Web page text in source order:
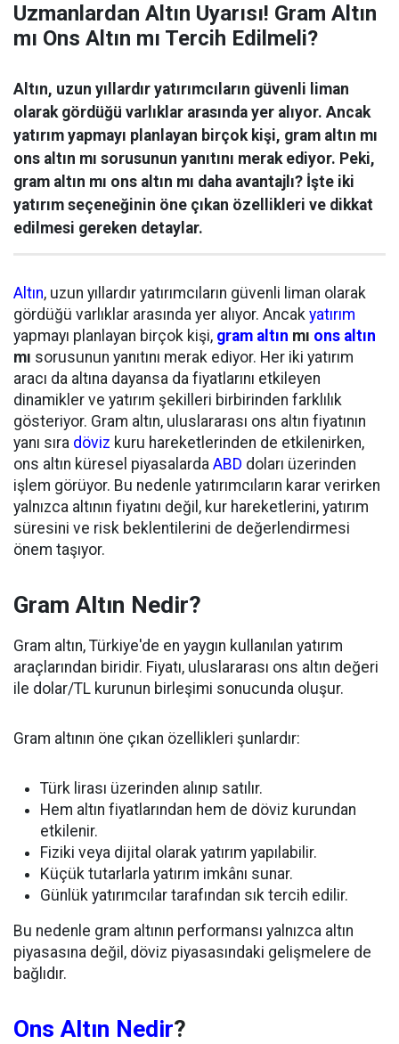
Uzmanlardan Altın Uyarısı! Gram Altın
mı Ons Altın mı Tercih Edilmeli?
Altın, uzun yıllardır yatırımcıların güvenli liman
olarak gördüğü varlıklar arasında yer alıyor. Ancak
yatırım yapmayı planlayan birçok kişi, gram altın mı
ons altın mı sorusunun yanıtını merak ediyor. Peki,
gram altın mı ons altın mı daha avantajlı? İşte iki
yatırım seçeneğinin öne çıkan özellikleri ve dikkat
edilmesi gereken detaylar.
Altın, uzun yıllardır yatırımcıların güvenli liman olarak
gördüğü varlıklar arasında yer alıyor. Ancak yatırım
yapmayı planlayan birçok kişi, gram altın mı ons altın
mı sorusunun yanıtını merak ediyor. Her iki yatırım
aracı da altına dayansa da fiyatlarını etkileyen
dinamikler ve yatırım şekilleri birbirinden farklılık
gösteriyor. Gram altın, uluslararası ons altın fiyatının
yanı sıra döviz kuru hareketlerinden de etkilenirken,
ons altın küresel piyasalarda ABD doları üzerinden
işlem görüyor. Bu nedenle yatırımcıların karar verirken
yalnızca altının fiyatını değil, kur hareketlerini, yatırım
süresini ve risk beklentilerini de değerlendirmesi
önem taşıyor.
Gram Altın Nedir?
Gram altın, Türkiye'de en yaygın kullanılan yatırım
araçlarından biridir. Fiyatı, uluslararası ons altın değeri
ile dolar/TL kurunun birleşimi sonucunda oluşur.
Gram altının öne çıkan özellikleri şunlardır:
Türk lirası üzerinden alınıp satılır.
Hem altın fiyatlarından hem de döviz kurundan
etkilenir.
Fiziki veya dijital olarak yatırım yapılabilir.
Küçük tutarlarla yatırım imkânı sunar.
Günlük yatırımcılar tarafından sık tercih edilir.
Bu nedenle gram altının performansı yalnızca altın
piyasasına değil, döviz piyasasındaki gelişmelere de
bağlıdır.
Ons Altın Nedir?